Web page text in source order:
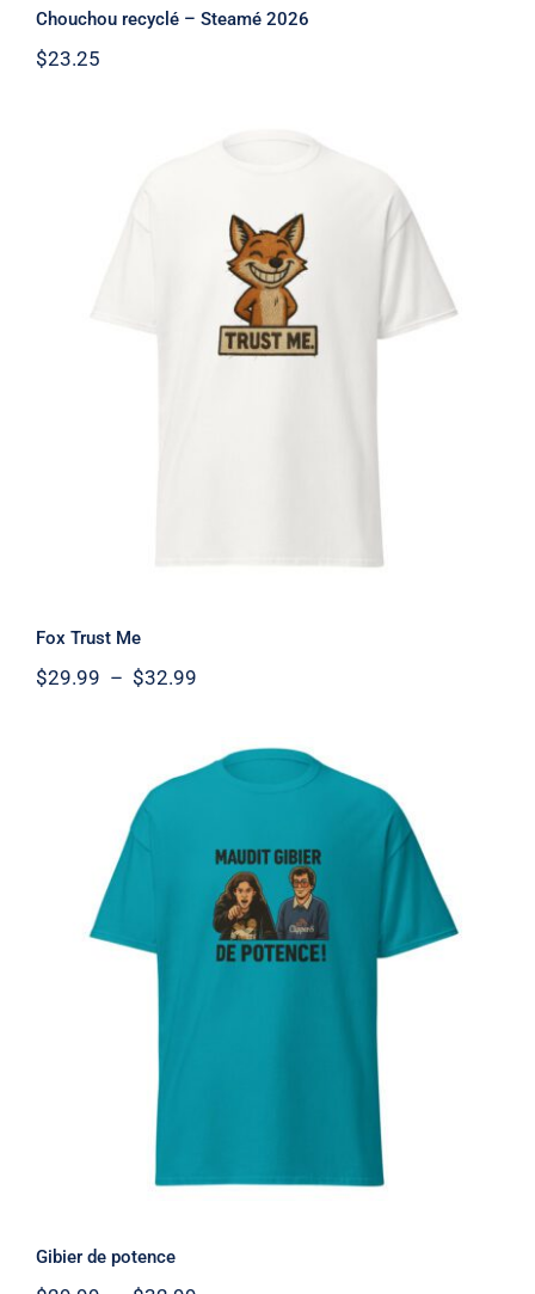
Chouchou recyclé – Steamé 2026
$23.25
Fox Trust Me
Fox Trust Me
$29.99 – $32.99Plage
$29.99
à
Gibier de potence
Gibier de potence